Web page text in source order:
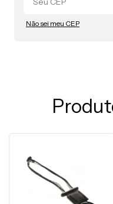
Não sei meu CEP